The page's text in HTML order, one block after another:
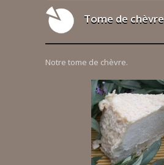
Tome de chèvre
Notre tome de chèvre.